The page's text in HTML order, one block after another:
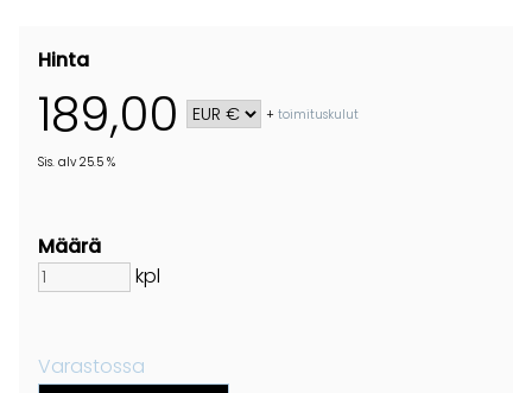
Hinta
189,00 +toimituskulut
Sis. alv 25.5 %
Määrä
kpl
Varastossa